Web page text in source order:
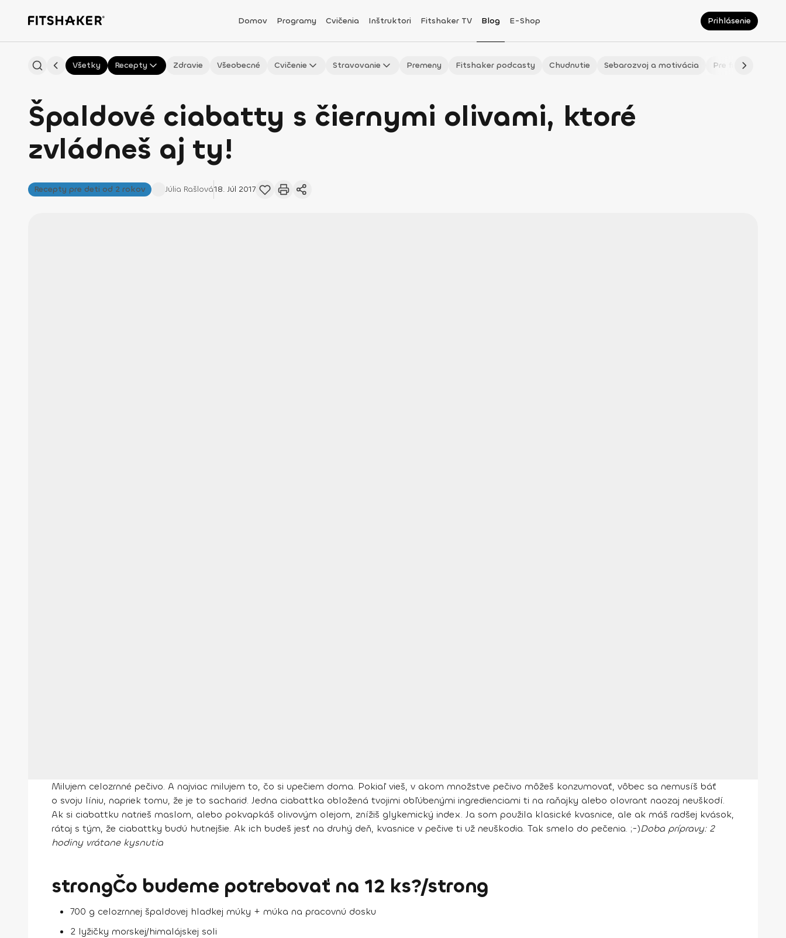
Domov Programy Cvičenia Inštruktori Fitshaker TV Blog E-Shop Prihlásenie
Všetky Recepty Zdravie Všeobecné Cvičenie Stravovanie Premeny Fitshaker podcasty Chudnutie Sebarozvoj a motivácia Pre fitmaminky
Špaldové ciabatty s čiernymi olivami, ktoré
zvládneš aj ty!
Recepty pre deti od 2 rokov Júlia Rašlová18. Júl 2017
Milujem celozrnné pečivo. A najviac milujem to, čo si upečiem doma. Pokiaľ vieš, v akom množstve pečivo môžeš konzumovať, vôbec sa nemusíš báť
o svoju líniu, napriek tomu, že je to sacharid. Jedna ciabattka obložená tvojimi obľúbenými ingredienciami ti na raňajky alebo olovrant naozaj neuškodí.
Ak si ciabattku natrieš maslom, alebo pokvapkáš olivovým olejom, znížiš glykemický index. Ja som použila klasické kvasnice, ale ak máš radšej kvások,
rátaj s tým, že ciabattky budú hutnejšie. Ak ich budeš jesť na druhý deň, kvasnice v pečive ti už neuškodia. Tak smelo do pečenia. ;-)Doba prípravy:2
hodiny vrátane kysnutia
strongČo budeme potrebovať na 12 ks?/strong
700 g celozrnnej špaldovej hladkej múky + múka na pracovnú dosku
2 lyžičky morskej/himalájskej soli